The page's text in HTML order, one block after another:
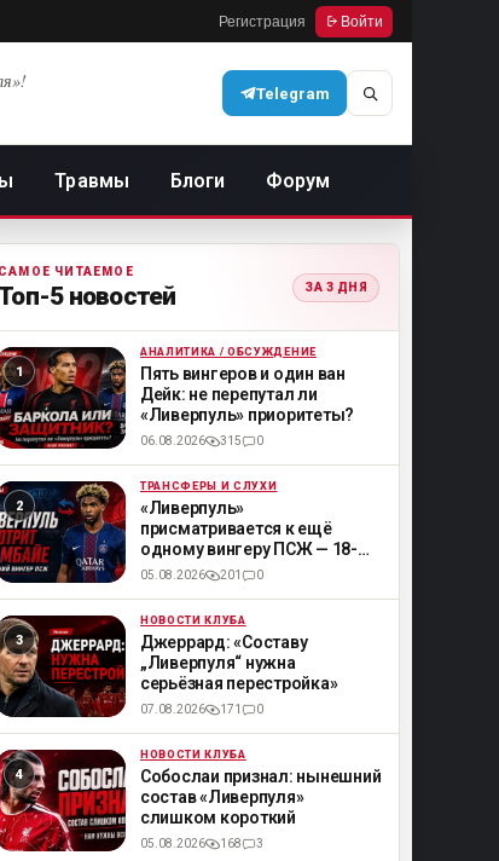
Регистрация Войти
Telegram
Травмы Блоги Форум
САМОЕ ЧИТАЕМОЕ
5 новостей ЗА 3 ДНЯ
АНАЛИТИКА / ОБСУЖДЕНИЕ
Пять вингеров и один ван
Дейк: не перепутал ли
«Ливерпуль» приоритеты?
06.08.2026 315 0
ТРАНСФЕРЫ И СЛУХИ
«Ливерпуль»
присматривается к ещё
одному вингеру ПСЖ — 18-
летнему Мбайе
05.08.2026 201 0
НОВОСТИ КЛУБА
Джеррард: «Составу
„Ливерпуля“ нужна
серьёзная перестройка»
07.08.2026 171 0
НОВОСТИ КЛУБА
Собослаи признал: нынешний
состав «Ливерпуля»
слишком короткий
05.08.2026 168 3